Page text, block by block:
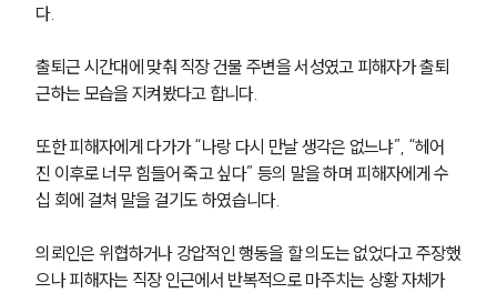
다.
출퇴근 시간대에 맞춰 직장 건물 주변을 서성였고 피해자가 출퇴
근하는 모습을 지켜봤다고 합니다.
또한 피해자에게 다가가 “나랑 다시 만날 생각은 없느냐”, “헤어
진 이후로 너무 힘들어 죽고 싶다” 등의 말을 하며 피해자에게 수
십 회에 걸쳐 말을 걸기도 하였습니다.
의뢰인은 위협하거나 강압적인 행동을 할 의도는 없었다고 주장했
으나 피해자는 직장 인근에서 반복적으로 마주치는 상황 자체가